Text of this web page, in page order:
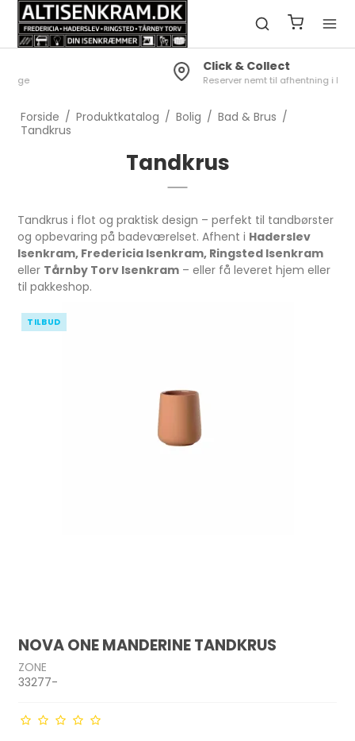
Click & Collect
Reserver nemt til afhentning i butik
Forside / Produktkatalog / Bolig / Bad & Brus /
Tandkrus
Tandkrus
Tandkrus i flot og praktisk design – perfekt til tandbørster
og opbevaring på badeværelset. Afhent i Haderslev
Isenkram, Fredericia Isenkram, Ringsted Isenkram
eller Tårnby Torv Isenkram – eller få leveret hjem eller
til pakkeshop.
TILBUD
NOVA ONE MANDERINE TANDKRUS
ZONE
33277-